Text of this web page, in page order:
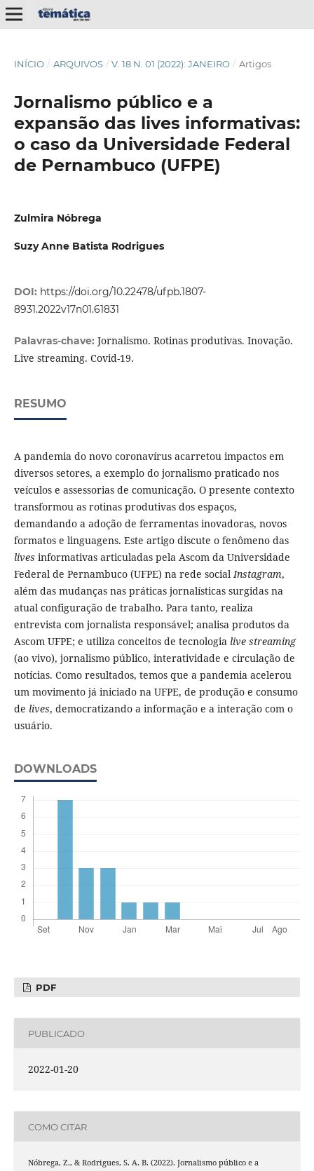
INÍCIO / ARQUIVOS / V. 18 N. 01 (2022): JANEIRO / Artigos
Jornalismo público e a
expansão das lives informativas:
o caso da Universidade Federal
de Pernambuco (UFPE)
Zulmira Nóbrega
Suzy Anne Batista Rodrigues
DOI: https://doi.org/10.22478/ufpb.1807-
8931.2022v17n01.61831
Palavras-chave: Jornalismo. Rotinas produtivas. Inovação.
Live streaming. Covid-19.
RESUMO
A pandemia do novo coronavírus acarretou impactos em
diversos setores, a exemplo do jornalismo praticado nos
veículos e assessorias de comunicação. O presente contexto
transformou as rotinas produtivas dos espaços,
demandando a adoção de ferramentas inovadoras, novos
formatos e linguagens. Este artigo discute o fenômeno das
lives informativas articuladas pela Ascom da Universidade
Federal de Pernambuco (UFPE) na rede socialInstagram,
além das mudanças nas práticas jornalísticas surgidas na
atual configuração de trabalho. Para tanto, realiza
entrevista com jornalista responsável; analisa produtos da
Ascom UFPE; e utiliza conceitos de tecnologia live streaming
(ao vivo), jornalismo público, interatividade e circulação de
notícias. Como resultados, temos que a pandemia acelerou
um movimento já iniciado na UFPE, de produção e consumo
de lives, democratizando a informação e a interação com o
usuário.
DOWNLOADS
PDF
PUBLICADO
2022-01-20
COMO CITAR
Nóbrega, Z., & Rodrigues, S. A. B. (2022). Jornalismo público e a